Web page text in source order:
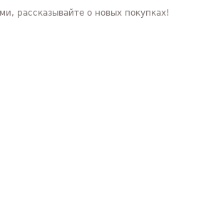
рассказывайте о новых покупках!